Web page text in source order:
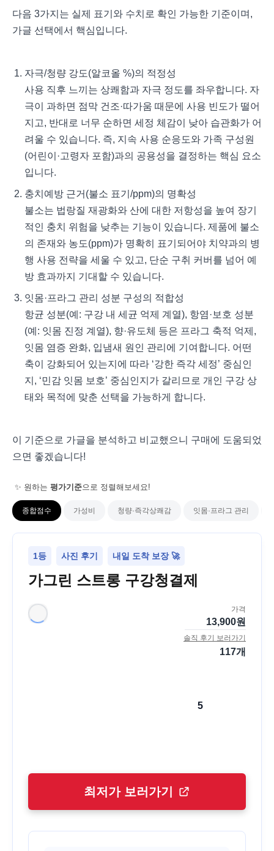
다음 3가지는 실제 표기와 수치로 확인 가능한 기준이며,
가글 선택에서 핵심입니다.
자극/청량 강도(알코올 %)의 적정성
사용 직후 느끼는 상쾌함과 자극 정도를 좌우합니다. 자
극이 과하면 점막 건조·따가움 때문에 사용 빈도가 떨어
지고, 반대로 너무 순하면 세정 체감이 낮아 습관화가 어
려울 수 있습니다. 즉, 지속 사용 순응도와 가족 구성원
(어린이·고령자 포함)과의 공용성을 결정하는 핵심 요소
입니다.
충치예방 근거(불소 표기/ppm)의 명확성
불소는 법랑질 재광화와 산에 대한 저항성을 높여 장기
적인 충치 위험을 낮추는 기능이 있습니다. 제품에 불소
의 존재와 농도(ppm)가 명확히 표기되어야 치약과의 병
행 사용 전략을 세울 수 있고, 단순 구취 커버를 넘어 예
방 효과까지 기대할 수 있습니다.
잇몸·프라그 관리 성분 구성의 적합성
항균 성분(예: 구강 내 세균 억제 계열), 항염·보호 성분
(예: 잇몸 진정 계열), 향·유도체 등은 프라그 축적 억제,
잇몸 염증 완화, 입냄새 원인 관리에 기여합니다. 어떤
축이 강화되어 있는지에 따라 ‘강한 즉각 세정’ 중심인
지, ‘민감 잇몸 보호’ 중심인지가 갈리므로 개인 구강 상
태와 목적에 맞춘 선택을 가능하게 합니다.
이 기준으로 가글을 분석하고 비교했으니 구매에 도움되었
으면 좋겠습니다!
✨ 원하는 평가기준으로 정렬해보세요!
종합점수 가성비 청량·즉각상쾌감 잇몸·프라그 관리
1등 사진 후기 내일 도착 보장 🚀
가그린 스트롱 구강청결제
가격
13,900원
솔직 후기 보러가기
117개
5
최저가 보러가기